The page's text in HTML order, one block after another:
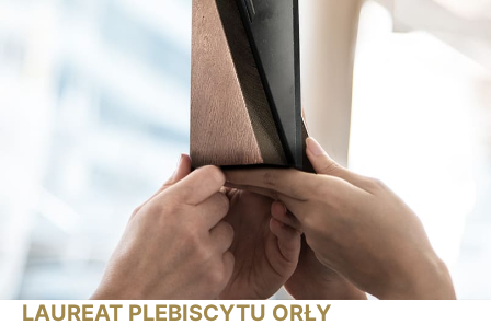
LAUREAT PLEBISCYTU ORŁY